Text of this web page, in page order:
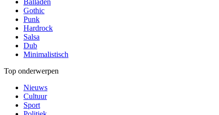
Balladen
Gothic
Punk
Hardrock
Salsa
Dub
Minimalistisch
Top onderwerpen
Nieuws
Cultuur
Sport